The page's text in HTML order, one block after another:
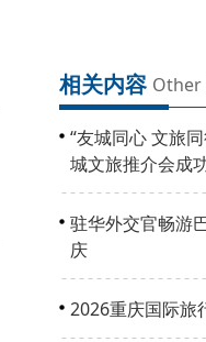
相关内容 Other
“友城同心 文旅
城文旅推介会成
驻华外交官畅游
庆
2026重庆国际旅